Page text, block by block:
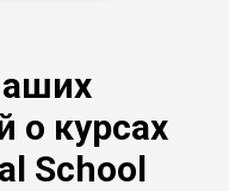
о курсах
School